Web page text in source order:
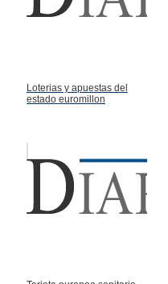
Loterias y apuestas del
estado euromillon